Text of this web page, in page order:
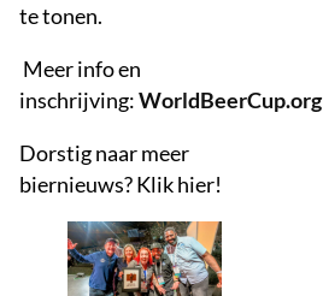
te tonen.
Meer info en
inschrijving:WorldBeerCup.org
Dorstig naar meer
biernieuws? Klik hier!